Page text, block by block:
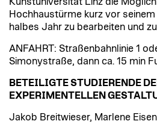
Hochhaustürme kurz vor
halbes Jahr zu bearbeiten und
ANFAHRT: Straßenbahnlinie 1
Simonystraße, dann ca. 15 min
BETEILIGTE STUDIERENDE
EXPERIMENTELLEN
Jakob Breitwieser, Marlene